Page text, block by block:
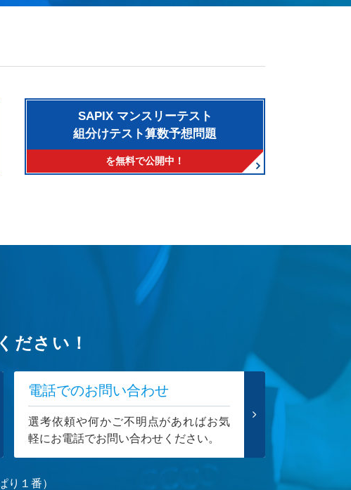
SAPIX マンスリーテスト
組分けテスト算数予想問題
を無料で公開中！
ださい！
電話でのお問い合わせ
選考依頼や何かご不明点があればお気
軽にお電話でお問い合わせください。
り１番）